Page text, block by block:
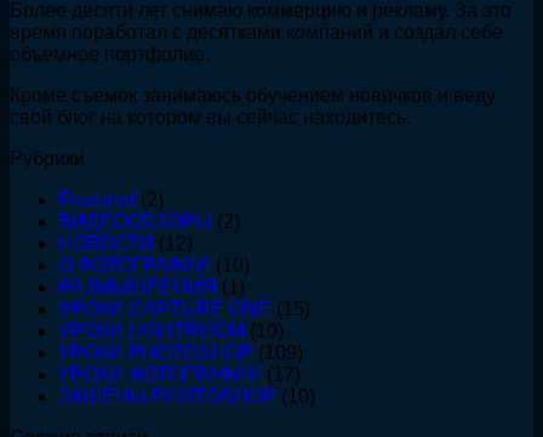
этапа
взросления
50mm
f/1.2
съедал
12
часов
неделю.
Вот
сделал
Более десяти лет снимаю коммерцию и рекламу. За это
время поработал с десятками компаний и создал себе
объемное портфолио.
Кроме съемок занимаюсь обучением новичков и веду
свой блог на котором вы сейчас находитесь.
Рубрики
Featured (2)
ВИДЕООБЗОРЫ (2)
НОВОСТИ (12)
О ФОТОГРАФИИ (10)
РАЗМЫШЛЕНИЯ (1)
УРОКИ CAPTURE ONE (15)
УРОКИ LIGHTROOM (10)
УРОКИ PHOTOSHOP (109)
УРОКИ ФОТОГРАФИИ (17)
ЭКШЕНЫ PHOTOSHOP (10)